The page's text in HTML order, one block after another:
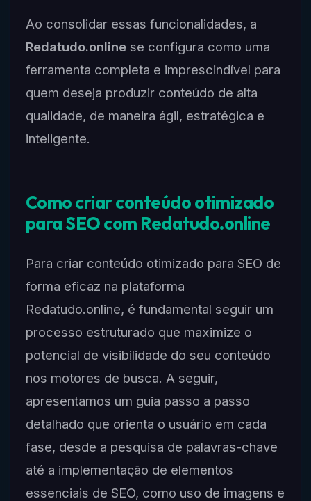
Ao consolidar essas funcionalidades, a
Redatudo.onlinese configura como uma
ferramenta completa e imprescindível para
quem deseja produzir conteúdo de alta
qualidade, de maneira ágil, estratégica e
inteligente.
Como criar conteúdo otimizado
para SEO com Redatudo.online
Para criar conteúdo otimizado para SEO de
forma eficaz na plataforma
Redatudo.online, é fundamental seguir um
processo estruturado que maximize o
potencial de visibilidade do seu conteúdo
nos motores de busca. A seguir,
apresentamos um guia passo a passo
detalhado que orienta o usuário em cada
fase, desde a pesquisa de palavras-chave
até a implementação de elementos
essenciais de SEO, como uso de imagens e